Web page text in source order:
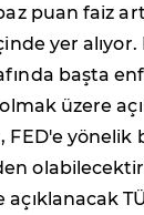
puan faiz
yer
başta
üzere
FED'e yönelik
açıklanacak